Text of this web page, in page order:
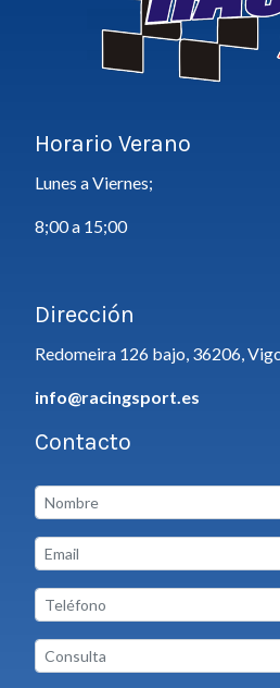
Horario Verano
Lunes a Viernes;
8;00 a 15;00
Dirección
Redomeira 126 bajo, 36206,
info@racingsport.es
Contacto